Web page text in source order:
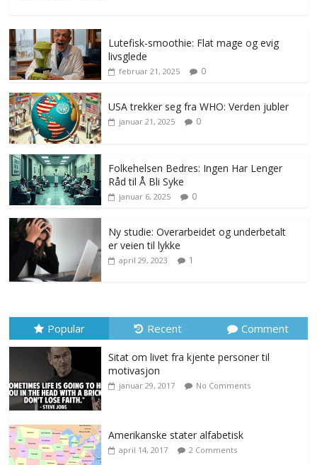
Lutefisk-smoothie: Flat mage og evig
livsglede
februar 21, 2025 0
USA trekker seg fra WHO: Verden jubler
januar 21, 2025 0
Folkehelsen Bedres: Ingen Har Lenger
Råd til Å Bli Syke
januar 6, 2025 0
Ny studie: Overarbeidet og underbetalt
er veien til lykke
april 29, 2023 1
Popular Recent Comment
Sitat om livet fra kjente personer til
motivasjon
januar 29, 2017 No Comments
Amerikanske stater alfabetisk
april 14, 2017 2 Comments